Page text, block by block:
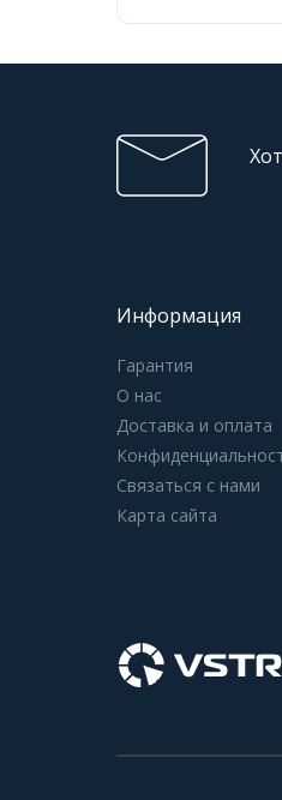
Информация
Гарантия
О нас
Доставка и оплата
Связаться с нами
Карта сайта